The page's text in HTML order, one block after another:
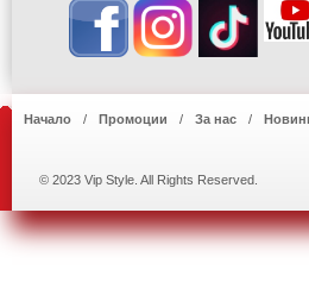
Начало Промоции За нас
© 2023 Vip Style. All Rights Reserved.